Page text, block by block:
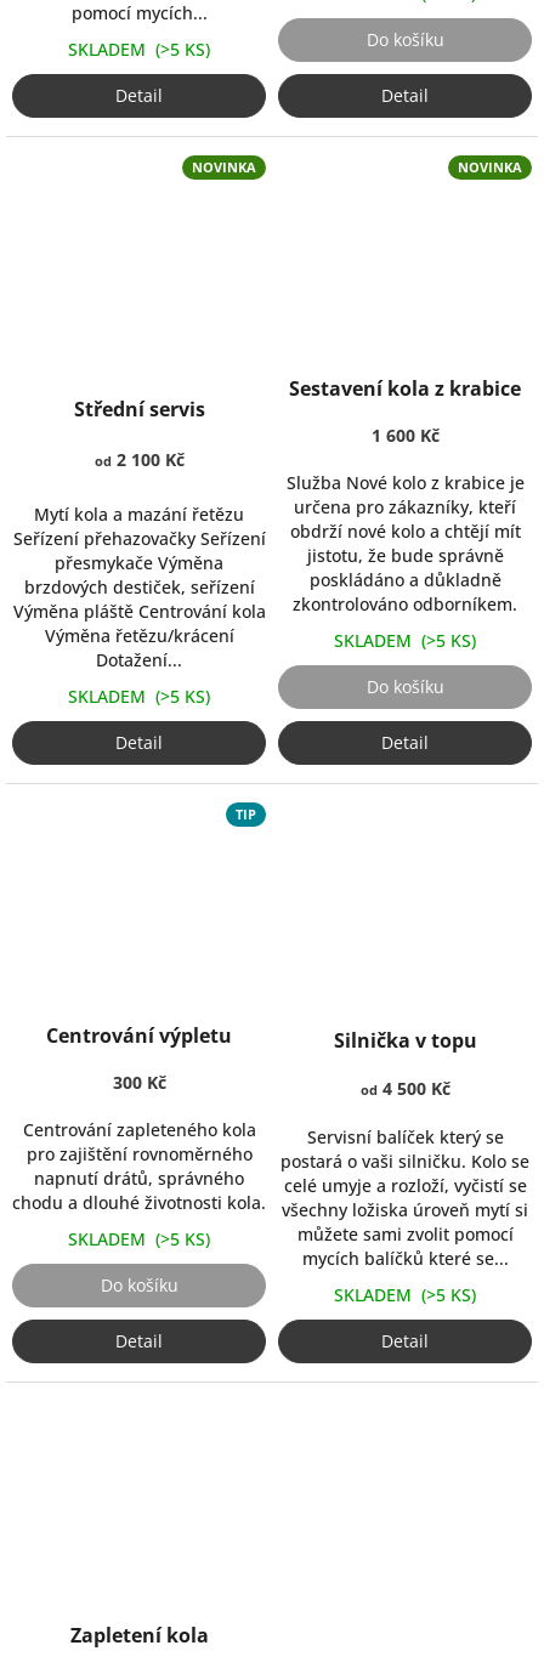
ě
pomocí mycích...
SKLADEM (>5 KS)
Detail
Do košíku
Detail
NOVINKA
hodnocení
je
5
hvězdiček.
Střední servis
od 2 100 Kč
Mytí kola a mazání řetězu
Seřízení přehazovačky Seřízení
přesmykače Výměna
brzdových destiček, seřízení
Výměna pláště Centrování kola
Výměna řetězu/krácení
Dotažení...
SKLADEM (>5 KS)
Detail
NOVINKA
hodnocení
je
z
5
hvězdiček.
Sestavení kola z krabice
1 600 Kč
Služba Nové kolo z krabice je
určena pro zákazníky, kteří
obdrží nové kolo a chtějí mít
jistotu, že bude správně
poskládáno a důkladně
zkontrolováno odborníkem.
SKLADEM (>5 KS)
Do košíku
Detail
TIP
hodnocení
je
z
5
hvězdiček.
Centrování výpletu
300 Kč
Centrování zapleteného kola
pro zajištění rovnoměrného
napnutí drátů, správného
chodu a dlouhé životnosti kola.
SKLADEM (>5 KS)
Do košíku
Detail
hodnocení
je
z
5
hvězdiček.
Silnička v topu
od 4 500 Kč
Servisní balíček který se
postará o vaši silničku. Kolo se
celé umyje a rozloží, vyčistí se
všechny ložiska úroveň mytí si
můžete sami zvolit pomocí
mycích balíčků které se...
SKLADEM (>5 KS)
Detail
hodnocení
Zapletení kola